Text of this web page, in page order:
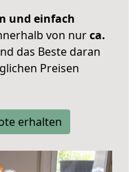
und einfach
von nurca.
das Beste daran
Preisen
erhalten